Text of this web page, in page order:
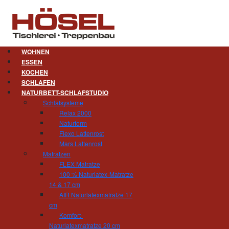
WOHNEN
ESSEN
KOCHEN
SCHLAFEN
NATURBETT-SCHLAFSTUDIO
Schlafsysteme
Relax 2000
Naturform
Flexo Lattenrost
Mars Lattenrost
Matratzen
FLEX Matratze
100 % Naturlatex-Matratze
14 & 17 cm
AIR Naturlatexmatratze 17
cm
Komfort-
Naturlatexmatratze 20 cm
Bei der Raumgestaltung ist die Planung des
Schöne Leuchten sind dabei ein echter
Zuhause je nachdem gemütlicher, freundlicher
Tischlerei und Treppenbau Hösel
09212 Limbach-Oberfrohna